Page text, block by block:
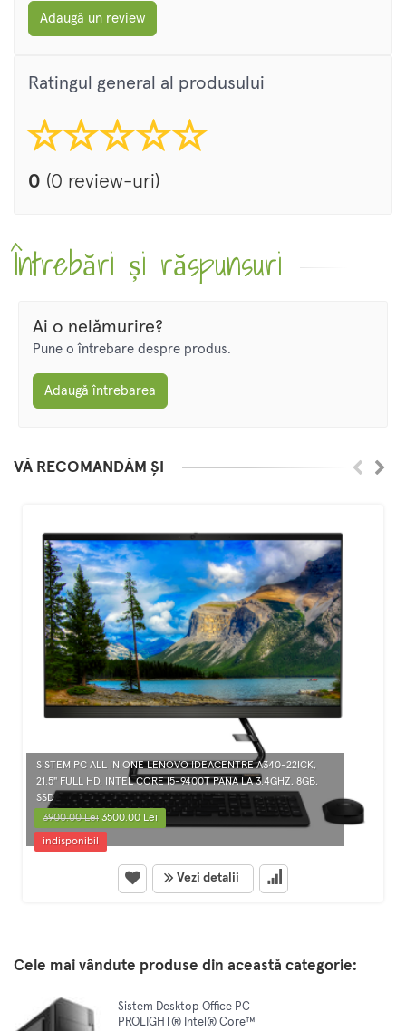
Adaugă un review
Ratingul general al produsului
0 (0 review-uri)
Întrebări și răspunsuri
Ai o nelămurire?
Pune o întrebare despre produs.
Adaugă întrebarea
VĂ RECOMANDĂM ȘI
SISTEM PC ALL IN ONE LENOVO IDEACENTRE A340-22ICK,
21.5" FULL HD, INTEL CORE I5-9400T PANA LA 3.4GHZ, 8GB,
SSD
3900.00 Lei3500.00 Lei
indisponibil
Vezi detalii
Cele mai vândute produse din această categorie:
Sistem Desktop Office PC
PROLIGHT® Intel® Core™